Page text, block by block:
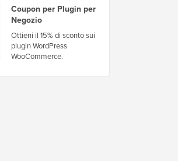
Coupon per Plugin per
Negozio
Ottieni il 15% di sconto sui
plugin WordPress
WooCommerce.